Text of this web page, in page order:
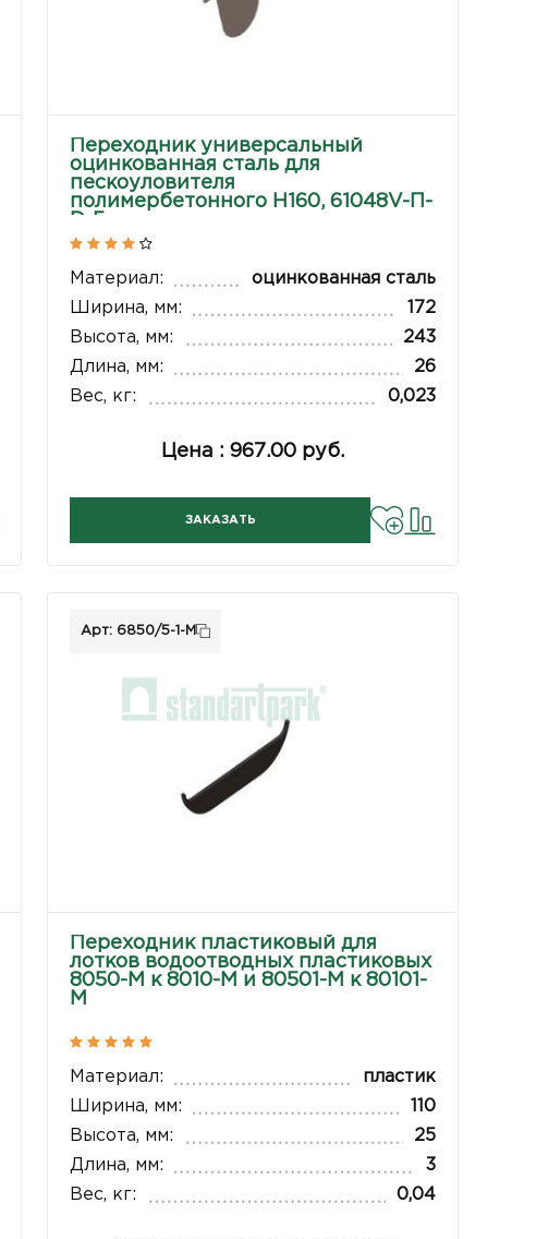
Переходник универсальный
оцинкованная сталь для
пескоуловителя
полимербетонного H160, 61048V-П-
D-5
Материал:
оцинкованная сталь
Ширина, мм:
172
Высота, мм:
243
Длина, мм:
26
Вес, кг:
0,023
Цена : 967.00 руб.
ЗАКАЗАТЬ
Арт: 6850/5-1-M
Переходник пластиковый для
лотков водоотводных пластиковых
8050-М к 8010-М и 80501-М к 80101-
М
Материал:
пластик
Ширина, мм:
110
Высота, мм:
25
Длина, мм:
3
Вес, кг:
0,04